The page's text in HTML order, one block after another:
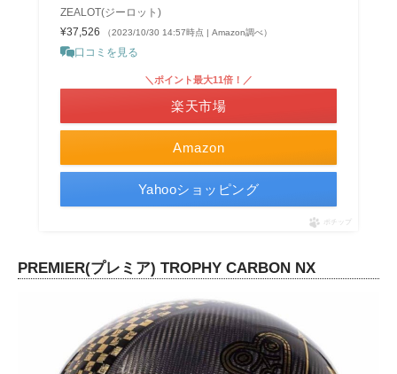
ZEALOT(ジーロット)
¥37,526
（2023/10/30 14:57時点 | Amazon調べ）
口コミを見る
Amazon
＼ポイント最大11倍！／
楽天市場
Yahooショッピング
ポチップ
PREMIER(プレミア) TROPHY CARBON NX